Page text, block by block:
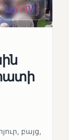
բայց,